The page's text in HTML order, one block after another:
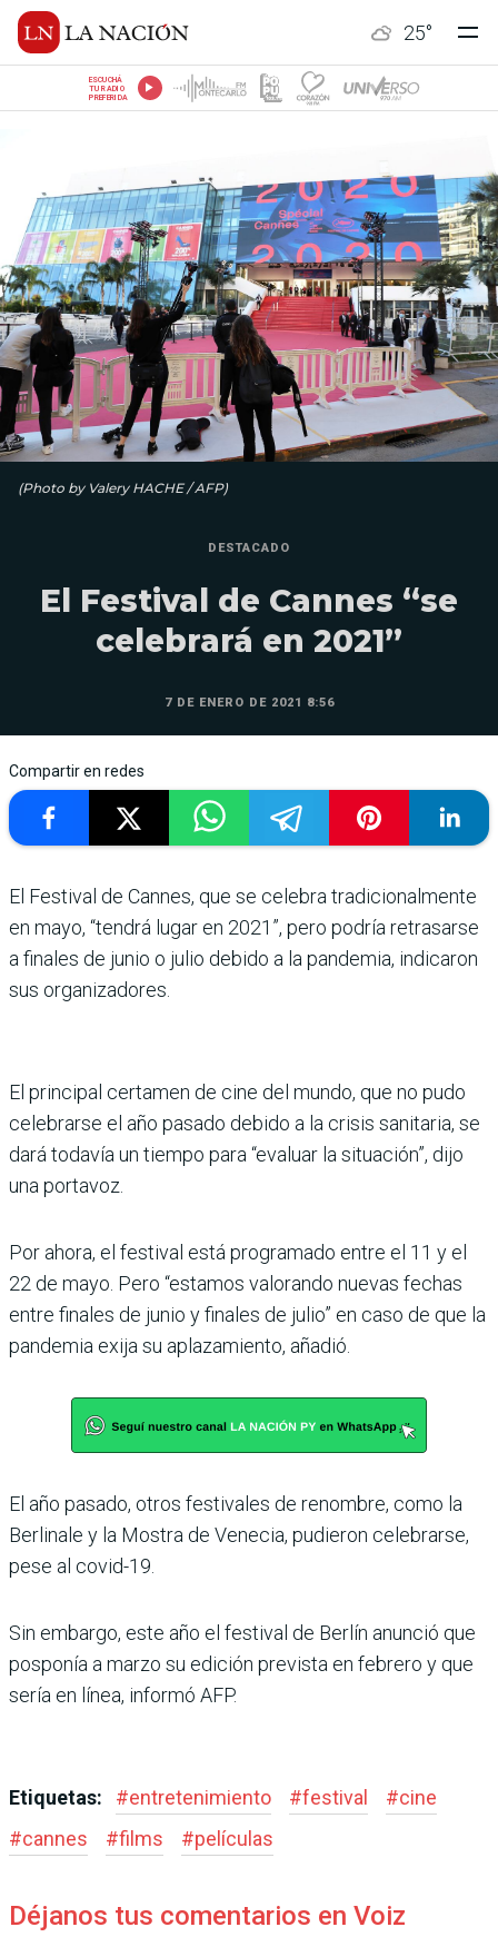
25°
ESCUCHÁ
TU RADIO
PREFERIDA
(Photo by Valery HACHE / AFP)
DESTACADO
El Festival de Cannes “se
celebrará en 2021”
7 DE ENERO DE 2021 8:56
Compartir en redes
El Festival de Cannes, que se celebra tradicionalmente
en mayo, “tendrá lugar en 2021”, pero podría retrasarse
a finales de junio o julio debido a la pandemia, indicaron
sus organizadores.
El principal certamen de cine del mundo, que no pudo
celebrarse el año pasado debido a la crisis sanitaria, se
dará todavía un tiempo para “evaluar la situación”, dijo
una portavoz.
Por ahora, el festival está programado entre el 11 y el
22 de mayo. Pero “estamos valorando nuevas fechas
entre finales de junio y finales de julio” en caso de que la
pandemia exija su aplazamiento, añadió.
El año pasado, otros festivales de renombre, como la
Berlinale y la Mostra de Venecia, pudieron celebrarse,
pese al covid-19.
Sin embargo, este año el festival de Berlín anunció que
posponía a marzo su edición prevista en febrero y que
sería en línea, informó AFP.
Etiquetas: #entretenimiento #festival #cine
#cannes #films #películas
Déjanos tus comentarios en Voiz